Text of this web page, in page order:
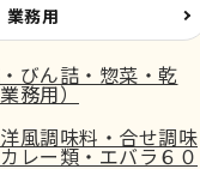
業務用
びん詰・惣菜・乾
務用）
風調味料・合せ調味
レー類・エバラ６０